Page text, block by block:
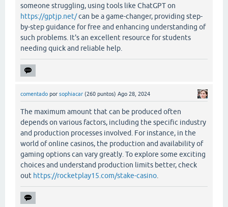
someone struggling, using tools like ChatGPT on
https://gptjp.net/can be a game-changer, providing step-
by-step guidance for free and enhancing understanding of
such problems. It's an excellent resource for students
needing quick and reliable help.
comentado por sophiacar (260 puntos) Ago 28, 2024
The maximum amount that can be produced often
depends on various factors, including the specific industry
and production processes involved. For instance, in the
world of online casinos, the production and availability of
gaming options can vary greatly. To explore some exciting
choices and understand production limits better, check
out https://rocketplay15.com/stake-casino.